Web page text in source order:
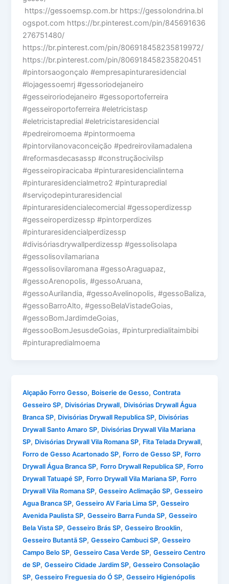
https://gessoemsp.com.br https://gessolondrina.bl
ogspot.com https://br.pinterest.com/pin/845691636
276751480/
https://br.pinterest.com/pin/806918458235819972/
https://br.pinterest.com/pin/806918458235820451
#pintorsaogonçalo #empresapinturaresidencial
#lojagessoemrj #gessoriodejaneiro
#gesseiroriodejaneiro #gessoportoferreira
#gesseiroportoferreira #eletricistasp
#eletricistapredial #eletricistaresidencial
#pedreiromoema #pintormoema
#pintorvilanovaconceição #pedreirovilamadalena
#reformasdecasassp #construçãocivilsp
#gesseiropiracicaba #pinturaresidencialinterna
#pinturaresidencialmetro2 #pinturapredial
#serviçodepinturaresidencial
#pinturaresidencialecomercial #gessoperdizessp
#gesseiroperdizessp #pintorperdizes
#pinturaresidencialperdizessp
#divisóriasdrywallperdizessp #gessolisolapa
#gessolisovilamariana
#gessolisovilaromana #gessoAraguapaz,
#gessoArenopolis, #gessoAruana,
#gessoAurilandia, #gessoAvelinopolis, #gessoBaliza,
#gessoBarroAlto, #gessoBelaVistadeGoias,
#gessoBomJardimdeGoias,
#gessooBomJesusdeGoias, #pinturpredialitaimbibi
#pinturapredialmoema
Alçapão Forro Gesso, Boiserie de Gesso,Contrata
Gesseiro SP, Divisórias Drywall, Divisórias Drywall Água
Branca SP, Divisórias Drywall Republica SP, Divisórias
Drywall Santo Amaro SP, Divisórias Drywall Vila Mariana
SP, Divisórias Drywall Vila Romana SP, Fita Telada Drywall,
Forro de Gesso Acartonado SP, Forro de Gesso SP, Forro
Drywall Água Branca SP, Forro Drywall Republica SP, Forro
Drywall Tatuapé SP, Forro Drywall Vila Mariana SP, Forro
Drywall Vila Romana SP,Gesseiro Aclimação SP,Gesseiro
Agua Branca SP,Gesseiro AV Faria Lima SP,Gesseiro
Avenida Paulista SP,Gesseiro Barra Funda SP,Gesseiro
Bela Vista SP,Gesseiro Brás SP,Gesseiro Brooklin,
Gesseiro Butantã SP,Gesseiro Cambuci SP,Gesseiro
Campo Belo SP,Gesseiro Casa Verde SP,Gesseiro Centro
de SP,Gesseiro Cidade Jardim SP,Gesseiro Consolação
SP,Gesseiro Freguesia do Ó SP,Gesseiro Higienópolis